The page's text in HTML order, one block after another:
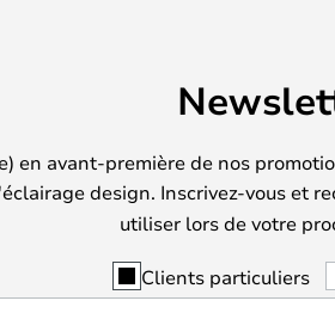
en avant-première de nos
design. Inscrivez-vous et
utiliser lors de votre
Clients particuliers